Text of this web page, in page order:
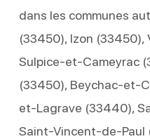
dans les communes
(33450), Izon (33450),
Sulpice-et-Cameyrac
(33450), Beychac-et-
et-Lagrave (33440),
Saint-Vincent-de-Paul